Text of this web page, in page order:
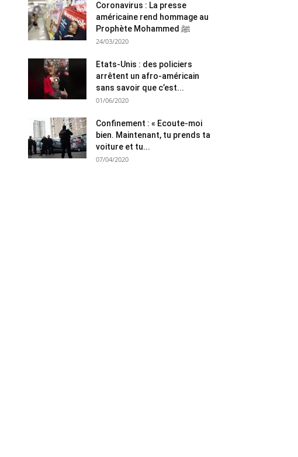
Coronavirus : La presse
américaine rend hommage au
Prophète Mohammed ﷺ
24/03/2020
Etats-Unis : des policiers
arrêtent un afro-américain
sans savoir que c’est...
01/06/2020
Confinement : « Ecoute-moi
bien. Maintenant, tu prends ta
voiture et tu...
07/04/2020